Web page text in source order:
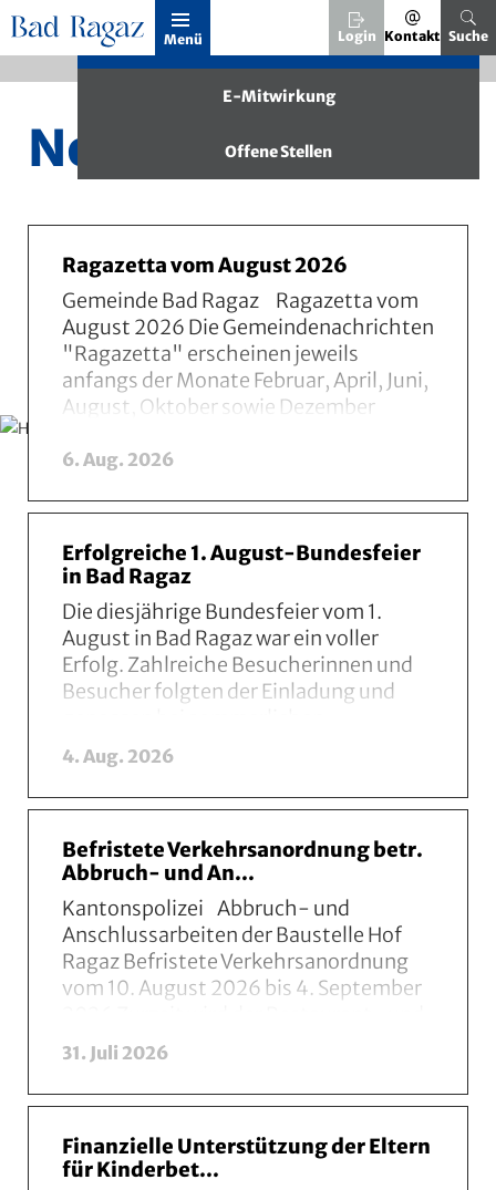
Kopfzeile Menü Login Kontakt Suche
Inhalt E-Mitwirkung
Offene Stellen
News
6. Aug. 2026
Ragazetta vom August 2026
Gemeinde Bad Ragaz Ragazetta vom
August 2026 Die Gemeindenachrichten
"Ragazetta" erscheinen jeweils
anfangs der Monate Februar, April, Juni,
August, Oktober sowie Dezember
4. Aug. 2026
Erfolgreiche 1. August-Bundesfeier
in Bad Ragaz
Die diesjährige Bundesfeier vom 1.
August in Bad Ragaz war ein voller
Erfolg. Zahlreiche Besucherinnen und
Besucher folgten der Einladung und
Temperaturen den reichhaltigen B...
31. Juli 2026
Befristete Verkehrsanordnung betr.
Abbruch- und An...
Kantonspolizei Abbruch- und
Anschlussarbeiten der Baustelle Hof
Ragaz Befristete Verkehrsanordnung
vom 10. August 2026 bis 4. September
Küchentrakt des H...
Finanzielle Unterstützung der Eltern
für Kinderbet...